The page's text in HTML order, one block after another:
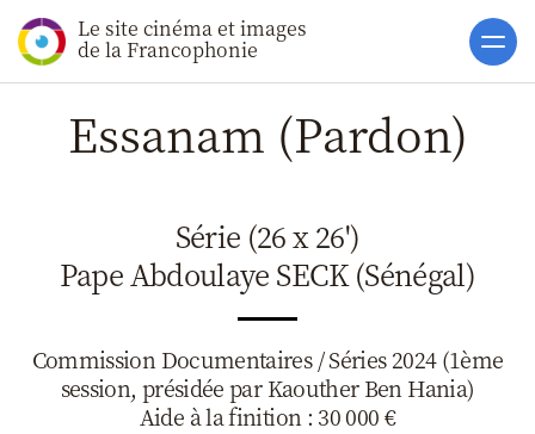
Le site cinéma et images
de la Francophonie Accueil
Actualités
Soutiens
Catalogue
Clap ACP
Boites à
Accès pro
Essanam (Pardon)
Série (26 x 26')
Pape Abdoulaye SECK (Sénégal)
Commission Documentaires / Séries 2024 (1ème
session, présidée par Kaouther Ben Hania)
Aide à la finition : 30 000 €